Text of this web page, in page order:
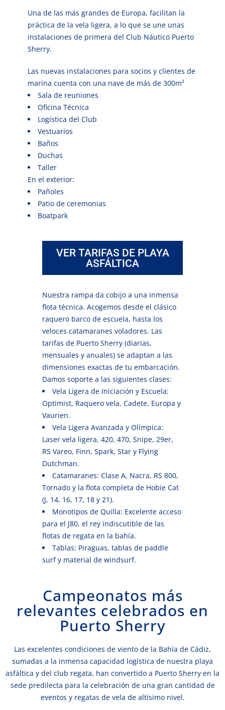
Una de las más grandes de Europa, facilitan la
práctica de la vela ligera, a lo que se une unas
instalaciones de primera del Club Náutico Puerto
Sherry.
Las nuevas instalaciones para socios y clientes de
marina cuenta con una nave de más de 300m²
Sala de reuniones
Oficina Técnica
Logística del Club
Vestuarios
Baños
Duchas
Taller
En el exterior:
Pañoles
Patio de ceremonias
Boatpark
VER TARIFAS DE PLAYA
ASFÁLTICA
Nuestra rampa da cobijo a una inmensa
flota técnica. Acogemos desde el clásico
raquero barco de escuela, hasta los
veloces catamaranes voladores. Las
tarifas de Puerto Sherry (diarias,
mensuales y anuales) se adaptan a las
dimensiones exactas de tu embarcación.
Damos soporte a las siguientes clases:
Vela Ligera de Iniciación y Escuela:
Optimist, Raquero vela, Cadete, Europa y
Vaurien.
Vela Ligera Avanzada y Olímpica:
Laser vela ligera, 420, 470, Snipe, 29er,
RS Vareo, Finn, Spark, Star y Flying
Dutchman.
Catamaranes: Clase A, Nacra, RS 800,
Tornado y la flota completa de Hobie Cat
(J, 14, 16, 17, 18 y 21).
Monotipos de Quilla: Excelente acceso
para el J80, el rey indiscutible de las
flotas de regata en la bahía.
Tablas: Piraguas, tablas de paddle
surf y material de windsurf.
Campeonatos más
relevantes celebrados en
Puerto Sherry
Las excelentes condiciones de viento de la Bahía de Cádiz,
sumadas a la inmensa capacidad logística de nuestra playa
asfáltica y del club regata, han convertido a Puerto Sherry en la
sede predilecta para la celebración de una gran cantidad de
eventos y regatas de vela de altísimo nivel.